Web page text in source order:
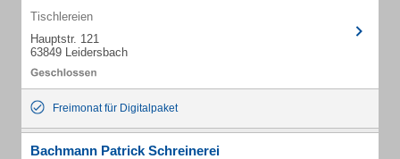
Tischlereien
Hauptstr. 121
63849 Leidersbach
Freimonat für Digitalpaket
Bachmann Patrick Schreinerei